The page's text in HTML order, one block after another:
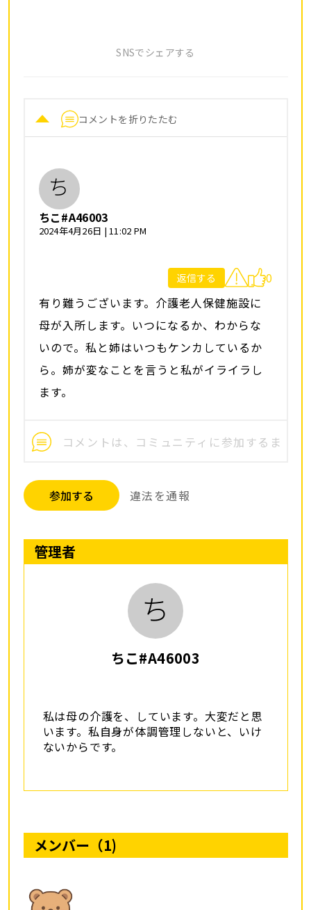
SNSでシェアする
コメントを折りたたむ
ち
ちこ#A46003
2024年4月26日 | 11:02 PM
返信する
0
有り難うございます。介護老人保健施設に
母が入所します。いつになるか、わからな
いので。私と姉はいつもケンカしているか
ら。姉が変なことを言うと私がイライラし
ます。
参加する 違法を通報
管理者
ち
ちこ#A46003
私は母の介護を、しています。大変だと思
います。私自身が体調管理しないと、いけ
ないからです。
メンバー（1)